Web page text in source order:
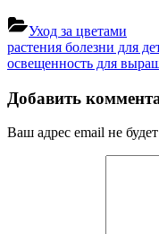
Уход за цветами
Навигация
по
записям
Previous
Post:
растения болезни для
Next
освещенность для
Добавить
Ваш адрес email не